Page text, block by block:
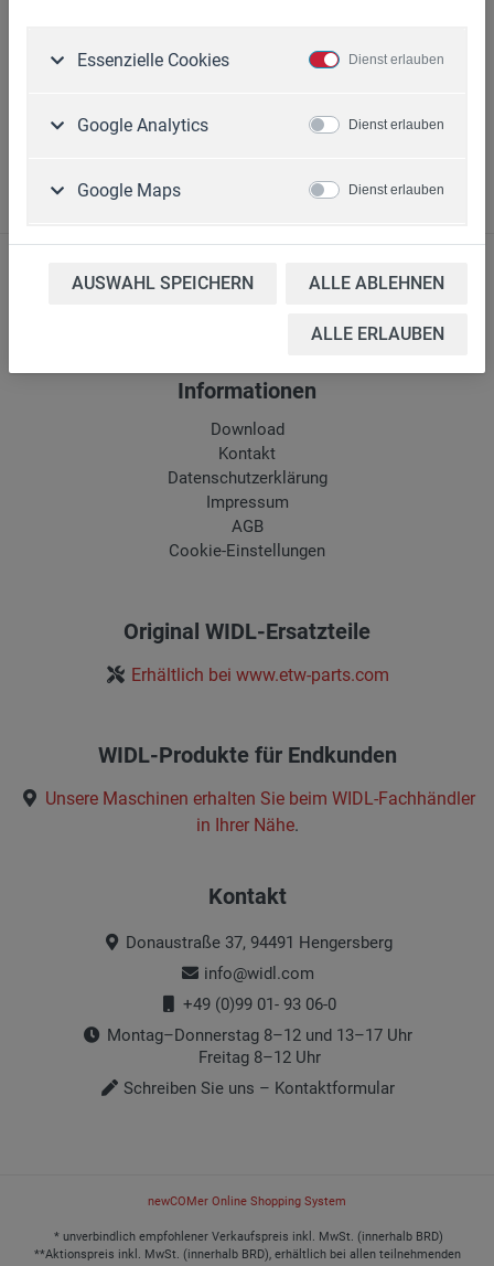
PDF erstellen
Informationen
Download
Kontakt
Datenschutzerklärung
Impressum
AGB
Cookie-Einstellungen
Original WIDL-Ersatzteile
Erhältlich bei www.etw-parts.com
WIDL-Produkte für Endkunden
Unsere Maschinen erhalten Sie beim WIDL-Fachhändler
in Ihrer Nähe.
Kontakt
Donaustraße 37, 94491 Hengersberg
info@widl.com
+49 (0)99 01- 93 06-0
Montag–Donnerstag 8–12 und 13–17 Uhr
Freitag 8–12 Uhr
Schreiben Sie uns – Kontaktformular
newCOMer Online Shopping System
* unverbindlich empfohlener Verkaufspreis inkl. MwSt. (innerhalb BRD)
**Aktionspreis inkl. MwSt. (innerhalb BRD), erhältlich bei allen teilnehmenden
Essenzielle Cookies Dienst erlauben
Google Analytics Dienst erlauben
Google Maps Dienst erlauben
AUSWAHL SPEICHERN ALLE ABLEHNEN
ALLE ERLAUBEN